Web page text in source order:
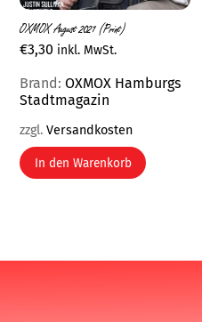
OXMOX August 2021 (Print)
€3,30 inkl. MwSt.
Brand:OXMOX Hamburgs
Stadtmagazin
zzgl.Versandkosten
In den Warenkorb